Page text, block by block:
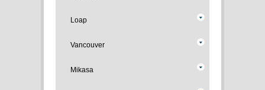
Loap
Vancouver
Mikasa